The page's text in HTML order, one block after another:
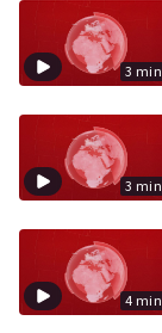
3 min
3 min
4 min